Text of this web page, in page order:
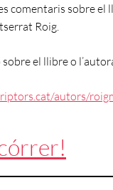
comentaris sobre el
Roig.
el llibre o
autors/